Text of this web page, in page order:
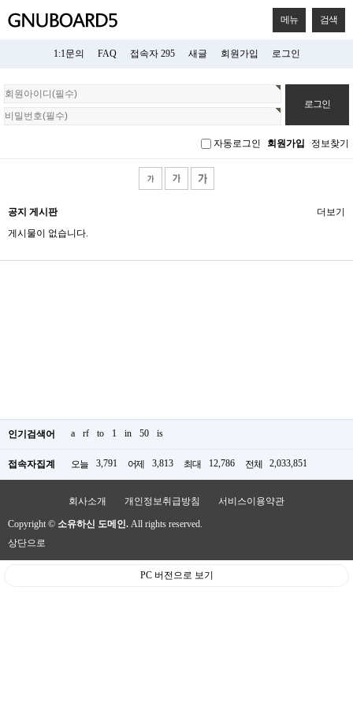
메뉴 검색
1:1문의 FAQ 접속자 295 새글 회원가입 로그인
회
원
로
자동로그인 회원가입 정보찾기
공지 게시판
게시물이 없습니다.
더보기
인기검색어 a rf to 1 in 50 is
접속자집계 오늘 3,791 어제 3,813 최대 12,786 전체 2,033,851
회사소개 개인정보취급방침 서비스이용약관
Copyright © 소유하신 도메인. All rights reserved.
상단으로
PC 버전으로 보기